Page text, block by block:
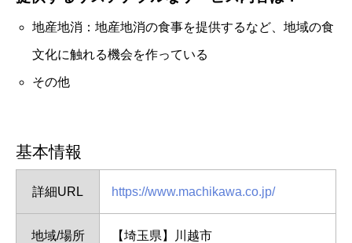
地産地消：地産地消の食事を提供するなど、地域の食
文化に触れる機会を作っている
その他
基本情報
詳細URL https://www.machikawa.co.jp/
地域/場所 【埼玉県】川越市